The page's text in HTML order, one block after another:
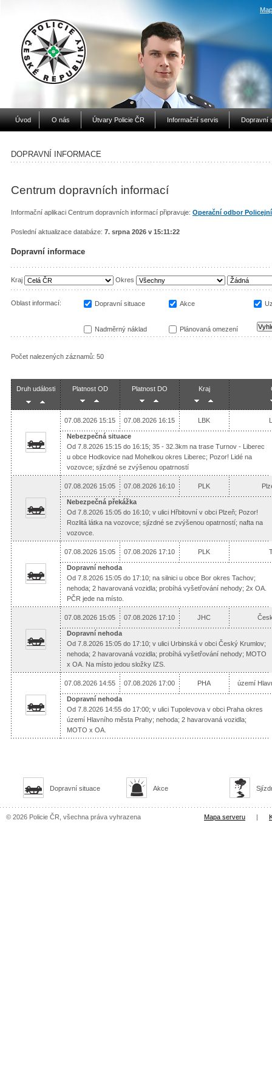
Úvod O nás Útvary Policie ČR Informační servis Dopravní
DOPRAVNÍ INFORMACE
Centrum dopravních informací
Informační aplikaci Centrum dopravních informací připravuje: Operační odbor
Poslední aktualizace databáze: 7. srpna 2026 v 15:11:22
Dopravní informace
Kraj Okres
Oblast informací: Dopravní situace Akce
Nadměrný náklad Plánovaná omezení
Počet nalezených záznamů: 50
Druh události Platnost OD Platnost DO Kraj
07.08.2026 15:15 07.08.2026 16:15 LBK
Nebezpečná situace
Od 7.8.2026 15:15 do 16:15; 35 - 32.3km na trase Turnov - Liberec
u obce Hodkovice nad Mohelkou okres Liberec; Pozor! Lidé na
vozovce; sjízdné se zvýšenou opatrností
07.08.2026 15:05 07.08.2026 16:10 PLK
Nebezpečná překážka
Od 7.8.2026 15:05 do 16:10; v ulici Hřbitovní v obci Plzeň; Pozor!
Rozlitá látka na vozovce; sjízdné se zvýšenou opatrností; nafta na
vozovce.
07.08.2026 15:05 07.08.2026 17:10 PLK
Dopravní nehoda
Od 7.8.2026 15:05 do 17:10; na silnici u obce Bor okres Tachov;
nehoda; 2 havarovaná vozidla; probíhá vyšetřování nehody; 2x OA.
PČR jede na místo.
07.08.2026 15:05 07.08.2026 17:10 JHC
Dopravní nehoda
Od 7.8.2026 15:05 do 17:10; v ulici Urbinská v obci Český Krumlov;
nehoda; 2 havarovaná vozidla; probíhá vyšetřování nehody; MOTO
x OA. Na místo jedou složky IZS.
07.08.2026 14:55 07.08.2026 17:00 PHA území
Dopravní nehoda
Od 7.8.2026 14:55 do 17:00; v ulici Tupolevova v obci Praha okres
území Hlavního města Prahy; nehoda; 2 havarovaná vozidla;
MOTO x OA.
Dopravní situace Akce
© 2026 Policie ČR, všechna práva vyhrazena Mapa serveru |